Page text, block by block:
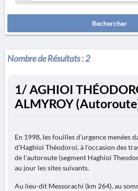
Rechercher
Nombre de Résultats :2
1/ AGHIOI
ALMYROY
En 1998, les fouilles d'urgence menées
d'Haghioi Théodoroi, à l'occasion des
de l'autoroute (segment Haghioi
au jour les sites suivants.
Au lieu-dit Messorachi (km 264), au